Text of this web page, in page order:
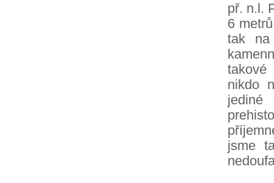
př. n.l.
6
tak na
takové
nikdo
jediné
jsme